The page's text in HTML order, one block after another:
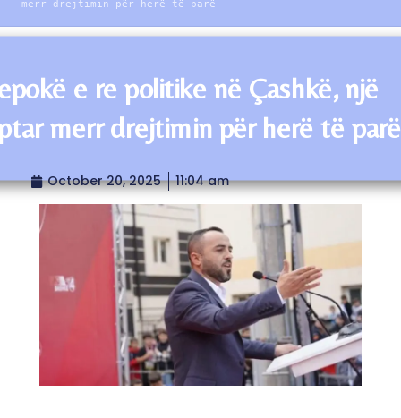
merr drejtimin për herë të parë
e re politike në Çashkë, një
merr drejtimin për herë të parë
October 20, 2025 11:04 am